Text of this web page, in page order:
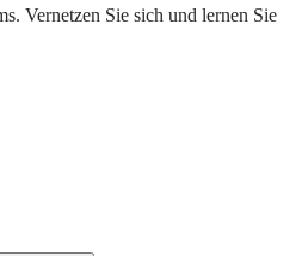
Vernetzen Sie sich und lernen Sie